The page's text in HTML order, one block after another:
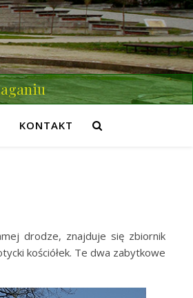
KONTAKT
drodze, znajduje się zbiornik
kościółek. Te dwa zabytkowe